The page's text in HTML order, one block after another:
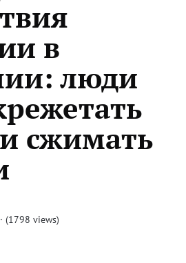
в
люди
сжимать
(1798 views)